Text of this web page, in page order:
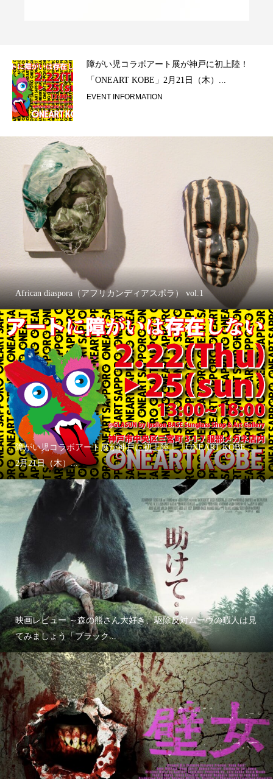
障がい児コラボアート展が神戸に初上陸！
「ONEART KOBE」2月21日（木）...
EVENT INFORMATION
African diaspora（アフリカンディアスポラ） vol.1
障がい児コラボアート展が神戸に初上陸！「ONEART KOBE」
2月21日（木）...
映画レビュー ～森の熊さん大好き、駆除反対ムーヴの暇人は見
てみましょう「ブラック...